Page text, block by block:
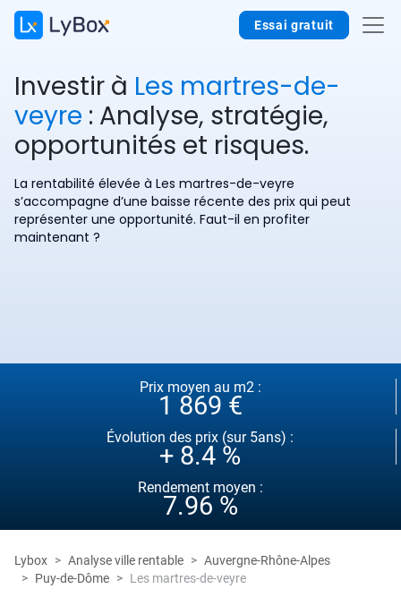
Essai gratuit
Investir à Les martres-de-
veyre : Analyse, stratégie,
opportunités et risques.
La rentabilité élevée à Les martres-de-veyre
s’accompagne d’une baisse récente des prix qui peut
représenter une opportunité. Faut-il en profiter
maintenant ?
Prix moyen au m2 :
1 869 €
Évolution des prix (sur 5ans) :
+ 8.4 %
Rendement moyen :
7.96 %
Lybox Analyse ville rentable
Auvergne-Rhône-Alpes
Puy-de-Dôme
Les martres-de-veyre